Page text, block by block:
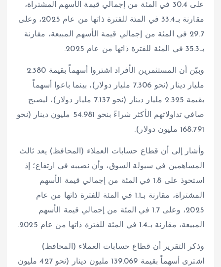
على 30.4 في المئة من إجمالي قيمة الأسهم المشتراة،
مقارنة بـ33.4 في المئة للفترة ذاتها من عام 2025، وعلى
29.7 في المئة من إجمالي قيمة الأسهم المبيعة، مقارنة
بـ35.3 في المئة للفترة ذاتها من عام 2025.
وبيّن أن المستثمرين الأفراد اشتروا أسهماً بقيمة 2.380
مليار دينار (نحو 7.306 مليار دولار)، بينما باعوا أسهماً
بقيمة 2.325 مليار دينار (نحو 7.137 مليار دولار)، ليصبح
صافي تداولاتهم الأكثر شراءً بنحو 54.981 مليون دينار (نحو
168.791 مليون دولار).
وأشار إلى أن قطاع حسابات العملاء (المحافظ) يعد ثالث
المساهمين في سيولة السوق، وأن نصيبه في ارتفاع؛ إذ
استحوذ على 1.8 في المئة من إجمالي قيمة الأسهم
المشتراة، مقارنة بـ1.1 في المئة للفترة ذاتها من عام
2025، وعلى 1.7 في المئة من إجمالي قيمة الأسهم
المبيعة، مقارنة بـ1.4 في المئة للفترة ذاتها من عام 2025.
وذكر التقرير أن قطاع حسابات العملاء (المحافظ)
اشترى أسهماً بقيمة 139.069 مليون دينار (نحو 427 مليون